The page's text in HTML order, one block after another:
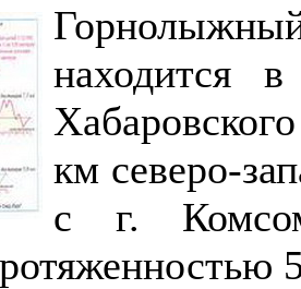
находится
км северо-
с г.